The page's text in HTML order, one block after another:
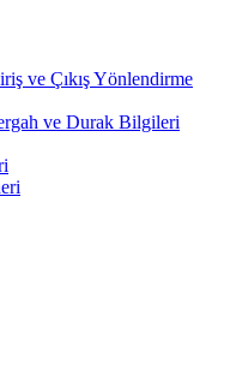
ve Çıkış Yönlendirme
ve Durak Bilgileri